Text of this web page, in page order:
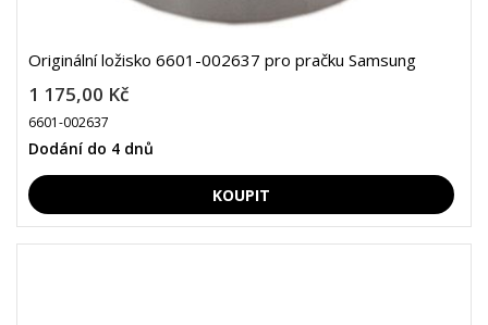
Originální ložisko 6601-002637 pro pračku Samsung
1 175,00 Kč
6601-002637
Dodání do 4 dnů